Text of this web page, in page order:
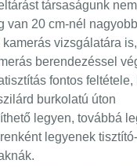
társaságunk
van 20 cm-nél
kamerás vizsgálatára
berendezéssel
fontos feltétele,
burkolatú úton
legyen, továbbá
legyenek